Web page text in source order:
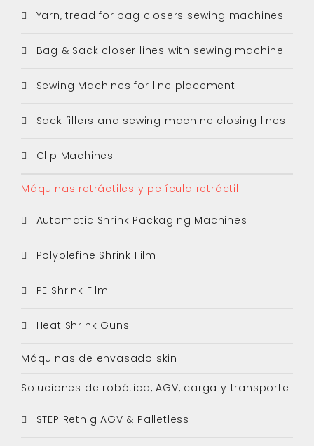
Yarn, tread for bag closers sewing machines
Bag & Sack closer lines with sewing machine
Sewing Machines for line placement
Sack fillers and sewing machine closing lines
Clip Machines
Máquinas retráctiles y película retráctil
Automatic Shrink Packaging Machines
Polyolefine Shrink Film
PE Shrink Film
Heat Shrink Guns
Máquinas de envasado skin
Soluciones de robótica, AGV, carga y transporte
STEP Retnig AGV & Palletless